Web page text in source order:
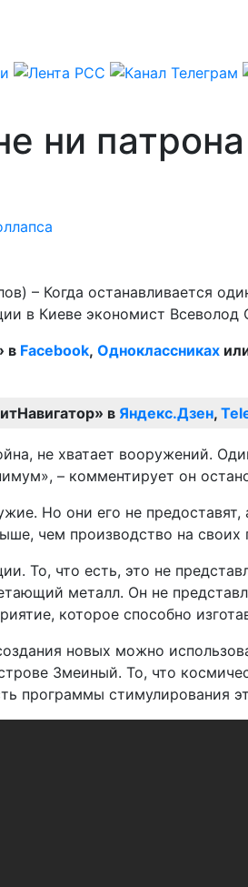
ни
– Когда останавливается
в Киеве экономист
в Facebook, Одноклассниках
в Яндекс.Дзен,
не хватает вооружений.
– комментирует он
Но они его не
чем производство на своих
То, что есть, это не
металл. Он не
которое способно
новых можно
Змеиный. То, что
программы стимулирования